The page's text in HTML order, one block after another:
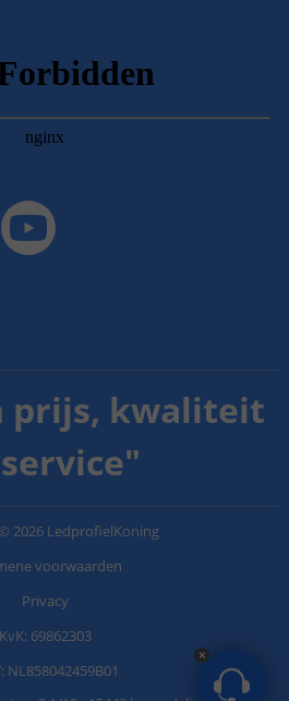
prijs, kwaliteit
"
© 2026 LedprofielKoning
voorwaarden
Privacy
KvK: 69862303
NL858042459B01